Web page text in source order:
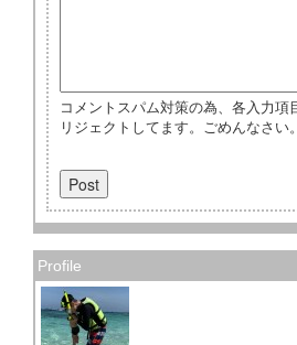
コメントスパム対策の為、各入力項
リジェクトしてます。ごめんなさい。
Profile